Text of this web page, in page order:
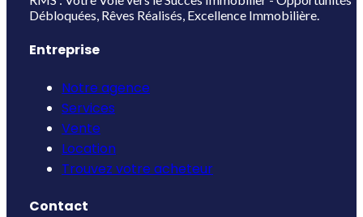
Débloquées, Rêves Réalisés, Excellence Immobilière.
Entreprise
Notre agence
Services
Vente
Location
Trouvez votre acheteur
Contact